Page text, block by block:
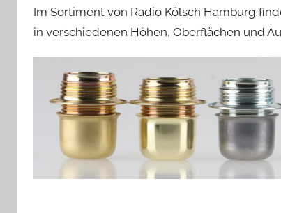
a
s
Im Sortiment von Radio Kölsch Hamburg
in verschiedenen Höhen, Oberflächen und